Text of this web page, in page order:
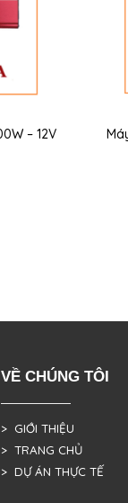
– 12V
VỀ CHÚNG TÔI
> GIỚI THIỆU
> TRANG CHỦ
> DỰ ÁN THỰC TẾ